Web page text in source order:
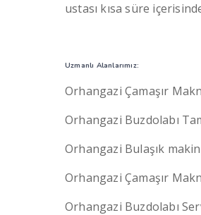
ustası kısa süre
Uzmanlı Alanlarımız:
Orhangazi Çamaşır
Orhangazi Buzdolabı
Orhangazi Bulaşık
Orhangazi Çamaşır
Orhangazi Buzdolabı